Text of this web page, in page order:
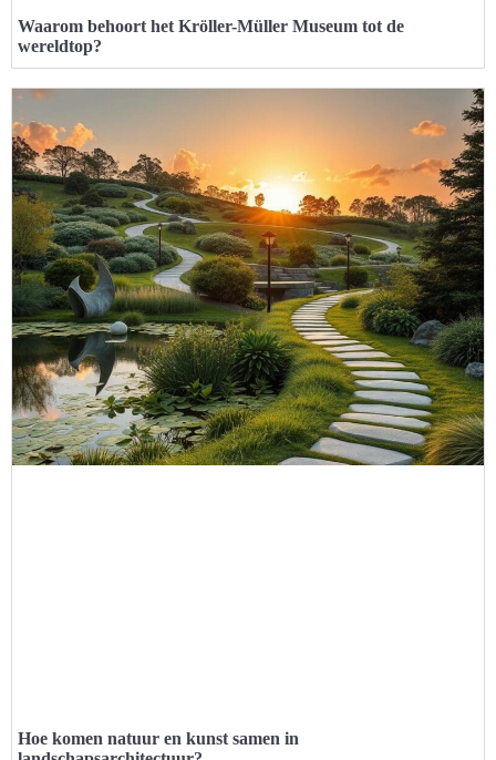
Waarom behoort het Kröller-Müller Museum tot de
wereldtop?
Hoe komen natuur en kunst samen in